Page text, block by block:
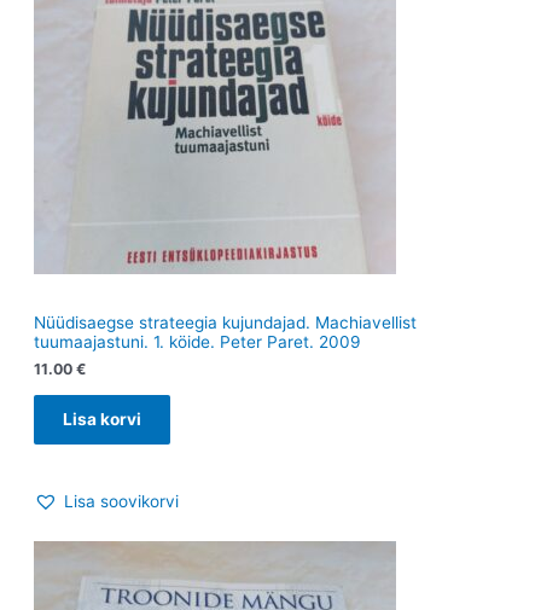
Nüüdisaegse strateegia kujundajad. Machiavellist
tuumaajastuni. 1. köide. Peter Paret. 2009
11.00 €
Lisa korvi
Lisa soovikorvi